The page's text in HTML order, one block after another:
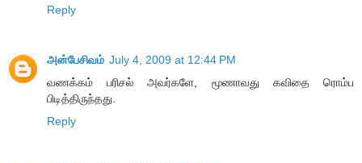
Reply
அன்பேசிவம் July 4, 2009 at 12:44 PM
வணக்கம் பரிசல் அவர்களே, மூணாவது கவிதை ரொம்ப
பிடித்திருந்தது.
Reply